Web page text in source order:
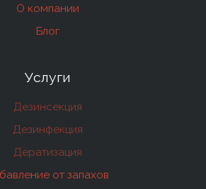
О компании
Блог
Услуги
Дезинсекция
Дезинфекция
Дератизация
от запахов